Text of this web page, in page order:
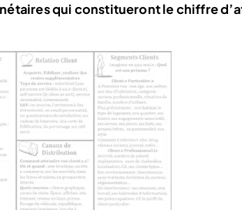
qui constitueront le chiffre